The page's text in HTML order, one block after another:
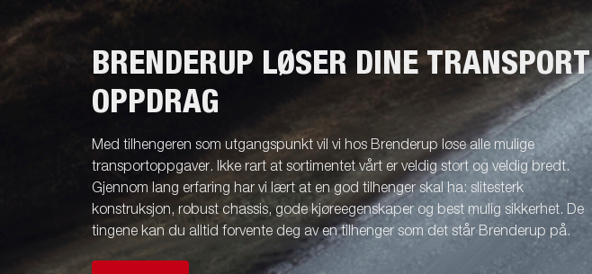
BRENDERUP LØSER DINE TRANSPORT
OPPDRAG
Med tilhengeren som utgangspunkt vil vi hos Brenderup løse alle mulige
transportoppgaver. Ikke rart at sortimentet vårt er veldig stort og veldig bredt.
Gjennom lang erfaring har vi lært at en god tilhenger skal ha: slitesterk
konstruksjon, robust chassis, gode kjøreegenskaper og best mulig sikkerhet. De
tingene kan du alltid forvente deg av en tilhenger som det står Brenderup på.